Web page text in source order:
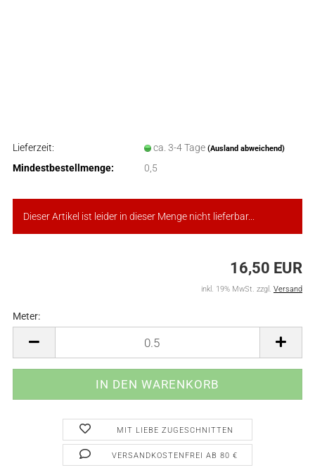
Lieferzeit: ca. 3-4 Tage (Ausland abweichend)
Mindestbestellmenge: 0,5
Dieser Artikel ist leider in dieser Menge nicht lieferbar...
16,50 EUR
inkl. 19% MwSt. zzgl. Versand
Meter:
MIT LIEBE ZUGESCHNITTEN
VERSANDKOSTENFREI AB 80 €